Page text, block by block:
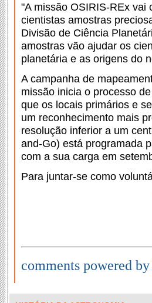
"A missão OSIRIS-REx vai
cientistas amostras
Divisão de Ciência
amostras vão ajudar os
planetária e as origens do
A campanha de
missão inicia o processo
que os locais primários e
um reconhecimento mais
resolução inferior a um
and-Go) está programada
com a sua carga em
Para juntar-se como
comments powered